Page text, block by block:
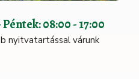
08:00 - 17:00
nyitvatartással várunk